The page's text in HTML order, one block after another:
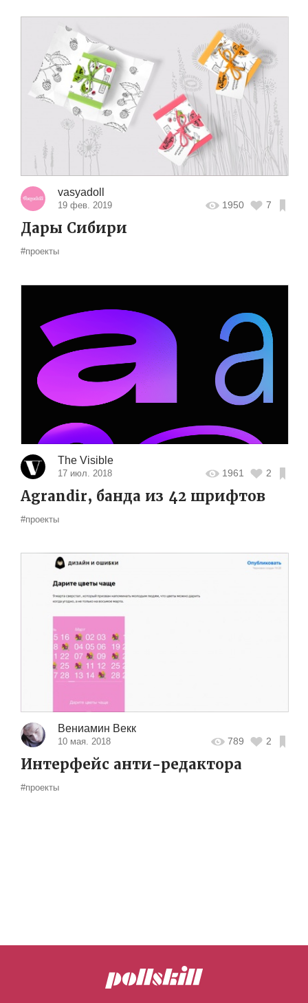
vasyadoll
19 фев. 2019 1950 7
Дары Сибири
#проекты
The Visible
17 июл. 2018 1961 2
Agrandir, банда из 42 шрифтов
#проекты
Вениамин Векк
10 мая. 2018 789 2
Интерфейс анти-редактора
#проекты